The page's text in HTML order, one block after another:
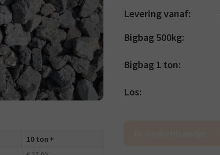
10 ton +
Levering vanaf:
Bigbag 500kg:
Bigbag 1 ton:
Los: